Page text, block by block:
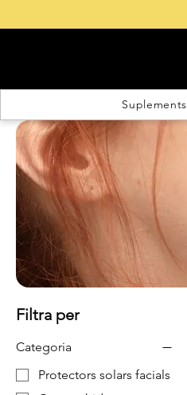
Suplements
Filtra per
Categoria
Protectors solars facials